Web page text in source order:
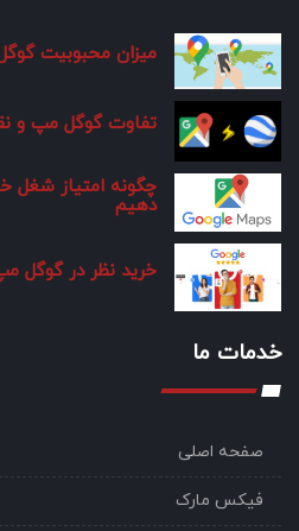
میزان محبوبیت
تفاوت گوگل مپ و
چگونه امتیاز شغل
دهیم
خرید نظر در گوگل
خدمات ما
صفحه اصلی
فیکس مارک